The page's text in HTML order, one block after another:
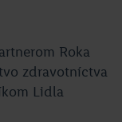
Roka
zdravotníctva
Lidla